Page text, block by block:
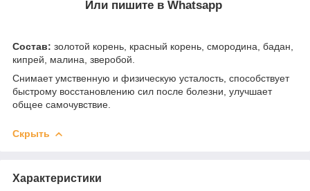
Или пишите в Whatsapp
Состав: золотой корень, красный корень, смородина, бадан,
кипрей, малина, зверобой.
Снимает умственную и физическую усталость, способствует
быстрому восстановлению сил после болезни, улучшает
общее самочувствие.
Скрыть
Характеристики